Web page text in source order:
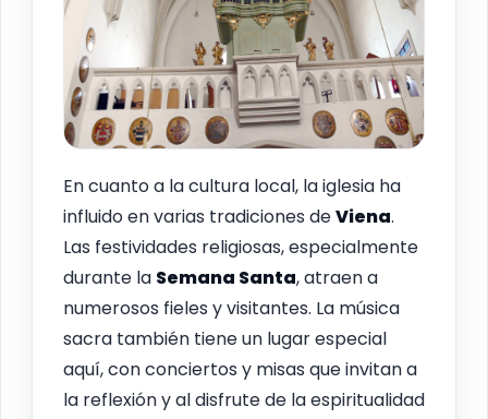
En cuanto a la cultura local, la iglesia ha
influido en varias tradiciones deViena.
Las festividades religiosas, especialmente
durante la Semana Santa, atraen a
numerosos fieles y visitantes. La música
sacra también tiene un lugar especial
aquí, con conciertos y misas que invitan a
la reflexión y al disfrute de la espiritualidad